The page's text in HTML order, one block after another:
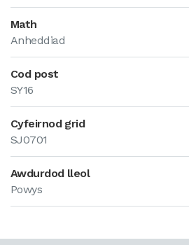
Math
Anheddiad
Cod post
SY16
Cyfeirnod grid
SJ0701
Awdurdod lleol
Powys